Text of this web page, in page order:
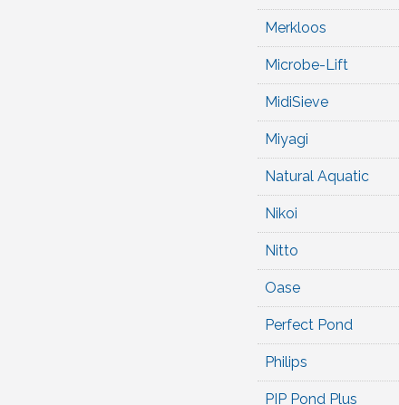
Merkloos
Microbe-Lift
MidiSieve
Miyagi
Natural Aquatic
Nikoi
Nitto
Oase
Perfect Pond
Philips
PIP Pond Plus